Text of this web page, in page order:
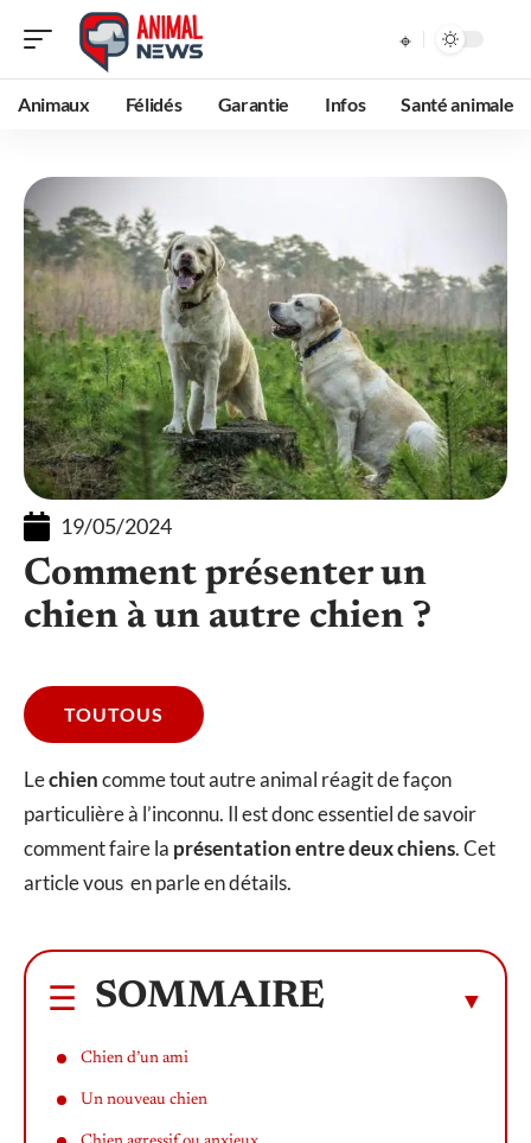
Animaux Félidés Garantie Infos Santé animale
19/05/2024
Comment présenter un
chien à un autre chien ?
TOUTOUS
Lechiencomme tout autre animal réagit de façon
particulière à l’inconnu. Il est donc essentiel de savoir
comment faire la présentation entre deux chiens. Cet
article vous en parle en détails.
SOMMAIRE
Chien d’un ami
Un nouveau chien